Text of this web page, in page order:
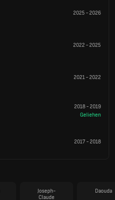
2025 -2026
2022-2025
2021-2022
2018-2019
Geliehen
2017-2018
Joseph-
Claude
Daouda